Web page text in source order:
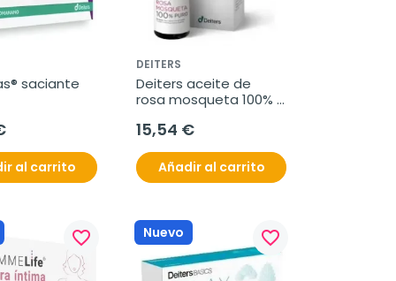
saciante
al carrito
DEITERS
Deiters aceite de
rosa mosqueta 100%
15,54 €
Añadir al carrito
favorite_border Nuevo favorite_border